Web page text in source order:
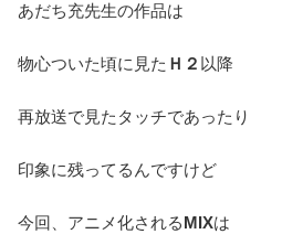
あだち充先生の作品は
物心ついた頃に見た Ｈ２ 以降
再放送で見たタッチであったり
印象に残ってるんですけど
今回、アニメ化されるMIXは